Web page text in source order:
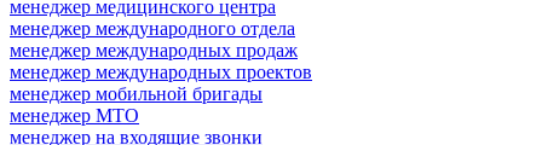
менеджер медицинского центра
менеджер международного отдела
менеджер международных продаж
менеджер международных проектов
менеджер мобильной бригады
менеджер МТО
менеджер на входящие звонки